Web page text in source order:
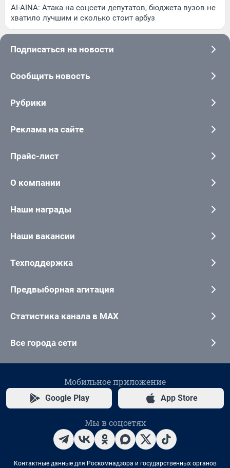
AI-AINA: Атака на соцсети депутатов, бюджета вузов не
хватило лучшим и сколько стоит арбуз
Подписаться на новости
Сообщить новость
Рубрики
Реклама на сайте
Прайс-лист
О компании
Наши награды
Наши вакансии
Техподдержка
Предвыборная агитация
Статистика канала в MAX
Все города сети
Мобильное приложение
Google Play App Store
Мы в соцсетях
Контактные данные для Роскомнадзора и государственных органов